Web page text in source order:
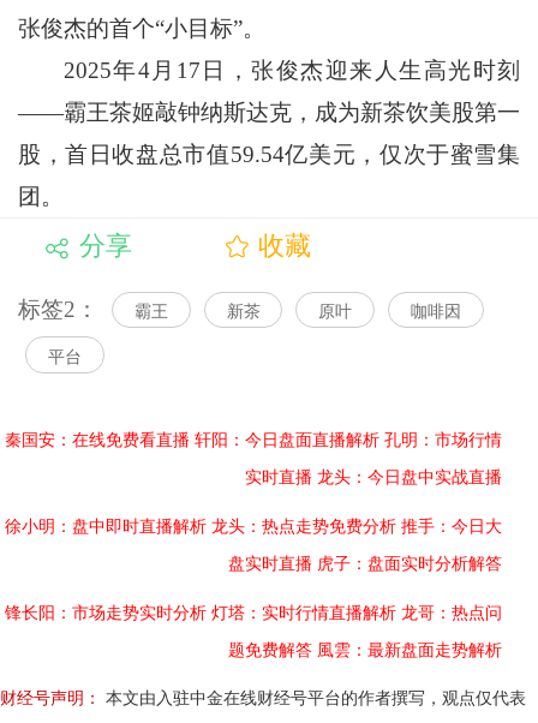
张俊杰的首个“小目标”。
2025年4月17日，张俊杰迎来人生高光时刻
——霸王茶姬敲钟纳斯达克，成为新茶饮美股第一
股，首日收盘总市值59.54亿美元，仅次于蜜雪集
团。
分享 收藏
标签2： 霸王 新茶 原叶 咖啡因
平台
秦国安：在线免费看直播 轩阳：今日盘面直播解析 孔明：市场行情
实时直播 龙头：今日盘中实战直播
徐小明：盘中即时直播解析 龙头：热点走势免费分析 推手：今日大
盘实时直播 虎子：盘面实时分析解答
锋长阳：市场走势实时分析 灯塔：实时行情直播解析 龙哥：热点问
题免费解答 風雲：最新盘面走势解析
财经号声明：
本文由入驻中金在线财经号平台的作者撰写，观点仅代表